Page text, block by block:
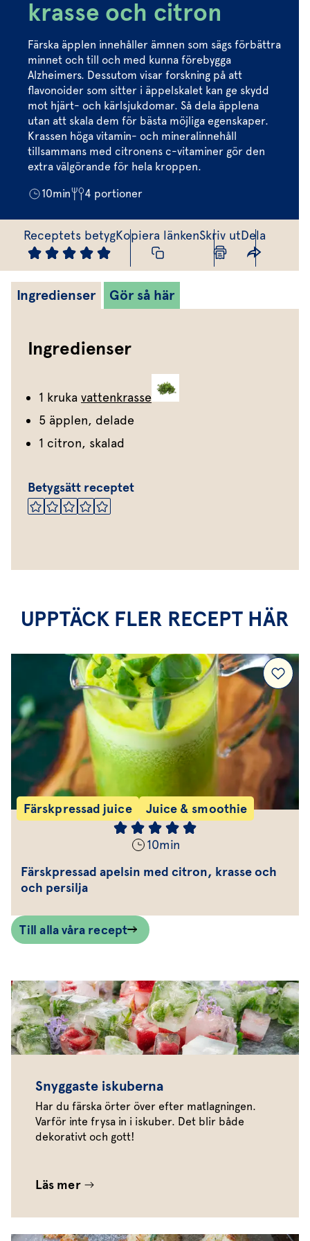
Dressing
Örtolja
Marinad
Örtsalt & rub
Timjan
Citronmeliss
Allt om sallat
Vårt sortiment
Våra färska örter
Vår sallat & gröna blad
För restaurang &
Dressingen gör salladen
krasse och citron
Färska äpplen innehåller ämnen som sägs förbättra
minnet och till och med kunna förebygga
Alzheimers. Dessutom visar forskning på att
flavonoider som sitter i äppelskalet kan ge skydd
mot hjärt- och kärlsjukdomar. Så dela äpplena
utan att skala dem för bästa möjliga egenskaper.
Krassen höga vitamin- och mineralinnehåll
tillsammans med citronens c-vitaminer gör den
extra välgörande för hela kroppen.
10min 4 portioner
Receptets betygKopiera länkenSkriv utDela
Ingredienser Gör så här
Ingredienser
1 kruka vattenkrasse
5 äpplen, delade
1 citron, skalad
Betygsätt receptet
UPPTÄCK FLER RECEPT HÄR
Färskpressad juice Juice & smoothie
10min
Färskpressad apelsin med citron, krasse och
och persilja
Till alla våra recept
Snyggaste iskuberna
Har du färska örter över efter matlagningen.
Varför inte frysa in i iskuber. Det blir både
dekorativt och gott!
Läs mer